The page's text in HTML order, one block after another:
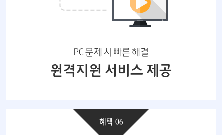
PC 문제 시 빠른 해결
원격지원 서비스 제공
혜택 06